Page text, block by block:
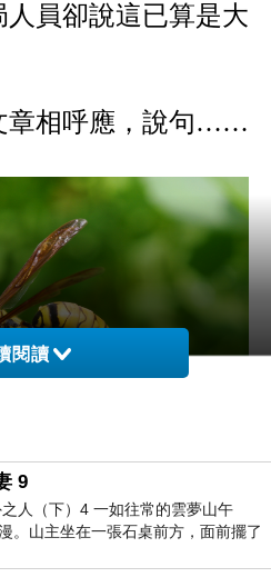
人員卻說這已算是大
章相呼應，說句……
閱讀
9
人（下）4 一如往常的雲夢山午
。山主坐在一張石桌前方，面前擺了
棋盤，還有一壺茶與兩只冒